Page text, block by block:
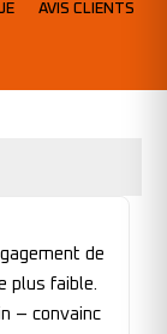
AVIS CLIENTS
de
plus faible.
– convainc